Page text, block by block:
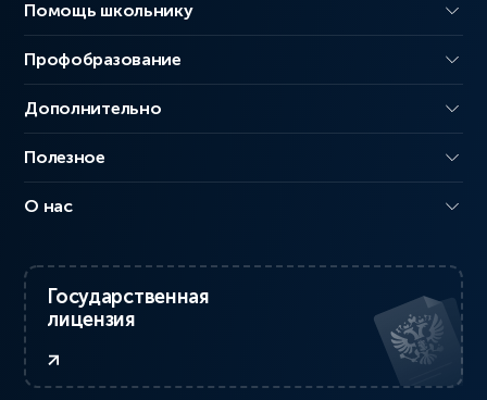
Помощь школьнику
Профобразование
Дополнительно
Полезное
О нас
Государственная
лицензия